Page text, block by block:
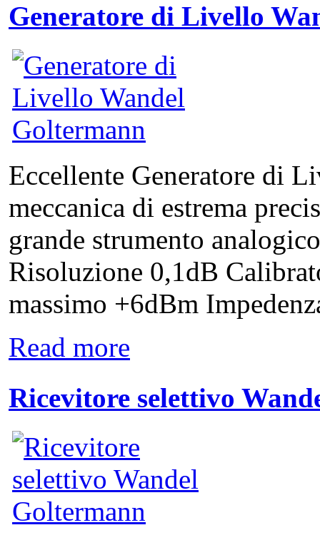
Generatore di Livello
Eccellente Generatore di
meccanica di estrema
grande strumento
Risoluzione 0,1dB
massimo +6dBm
Read more
Ricevitore selettivo